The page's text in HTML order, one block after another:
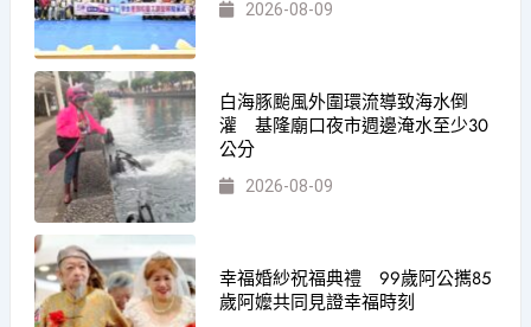
2026-08-09
白海豚颱風外圍環流導致海水倒
灌 基隆廟口夜市週邊淹水至少30
公分
2026-08-09
幸福婚紗祝福典禮 99歲阿公𢹂85
歲阿嬤共同見證幸福時刻